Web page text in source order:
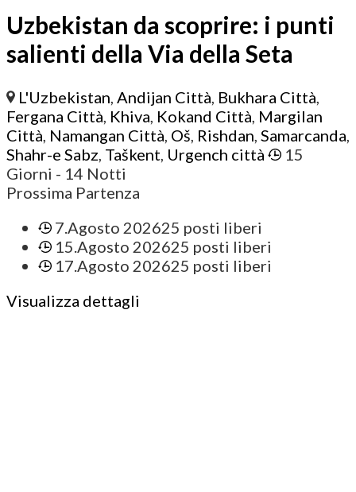
Uzbekistan da scoprire: i punti
salienti della Via della Seta
L'Uzbekistan,Andijan Città, Bukhara Città,
Fergana Città, Khiva, Kokand Città, Margilan
Città, Namangan Città, Oš, Rishdan, Samarcanda,
Shahr-e Sabz, Taškent, Urgench città
15
Giorni - 14 Notti
Prossima Partenza
7.Agosto 202625 posti liberi
15.Agosto 202625 posti liberi
17.Agosto 202625 posti liberi
Visualizza dettagli